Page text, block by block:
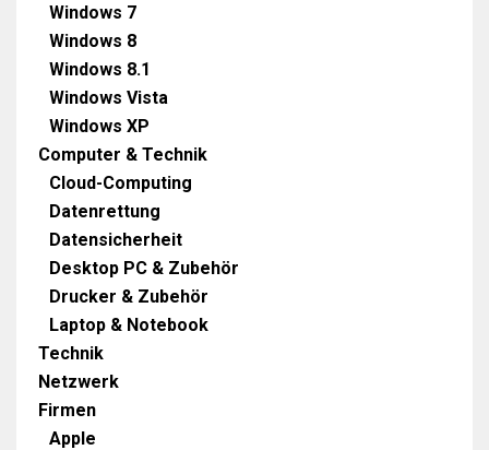
Windows 7
Windows 8
Windows 8.1
Windows Vista
Windows XP
Computer & Technik
Cloud-Computing
Datenrettung
Datensicherheit
Desktop PC & Zubehör
Drucker & Zubehör
Laptop & Notebook
Technik
Netzwerk
Firmen
Apple